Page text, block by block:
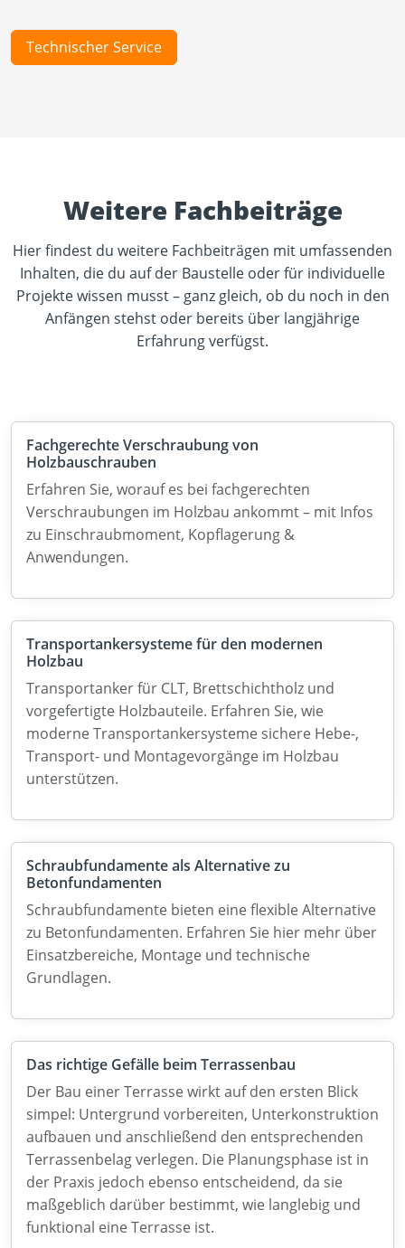
Technischer Service
Weitere Fachbeiträge
Hier findest du weitere Fachbeiträgen mit umfassenden
Inhalten, die du auf der Baustelle oder für individuelle
Projekte wissen musst – ganz gleich, ob du noch in den
Anfängen stehst oder bereits über langjährige
Erfahrung verfügst.
Fachgerechte Verschraubung von
Holzbauschrauben
Erfahren Sie, worauf es bei fachgerechten
Verschraubungen im Holzbau ankommt – mit Infos
zu Einschraubmoment, Kopflagerung &
Anwendungen.
Transportankersysteme für den modernen
Holzbau
Transportanker für CLT, Brettschichtholz und
vorgefertigte Holzbauteile. Erfahren Sie, wie
moderne Transportankersysteme sichere Hebe-,
Transport- und Montagevorgänge im Holzbau
unterstützen.
Schraubfundamente als Alternative zu
Betonfundamenten
Schraubfundamente bieten eine flexible Alternative
zu Betonfundamenten. Erfahren Sie hier mehr über
Einsatzbereiche, Montage und technische
Grundlagen.
Das richtige Gefälle beim Terrassenbau
Der Bau einer Terrasse wirkt auf den ersten Blick
simpel: Untergrund vorbereiten, Unterkonstruktion
aufbauen und anschließend den entsprechenden
Terrassenbelag verlegen. Die Planungsphase ist in
der Praxis jedoch ebenso entscheidend, da sie
maßgeblich darüber bestimmt, wie langlebig und
funktional eine Terrasse ist.